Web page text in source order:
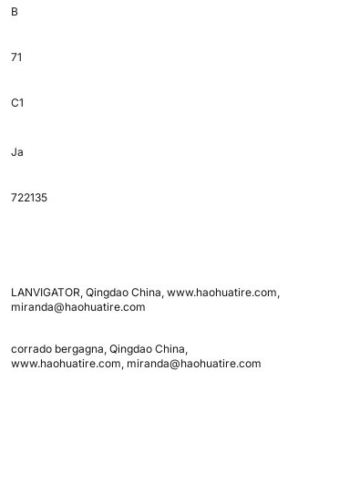
B
71
C1
Ja
722135
LANVIGATOR, Qingdao China, www.haohuatire.com,
miranda@haohuatire.com
corrado bergagna, Qingdao China,
www.haohuatire.com, miranda@haohuatire.com